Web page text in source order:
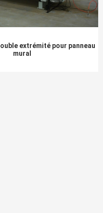
extrémité pour panneau
mural